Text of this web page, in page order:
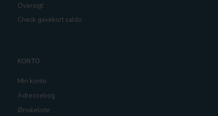
Oversigt
Check gavekort saldo
KONTO
Min konto
Adressebog
Ønskeliste